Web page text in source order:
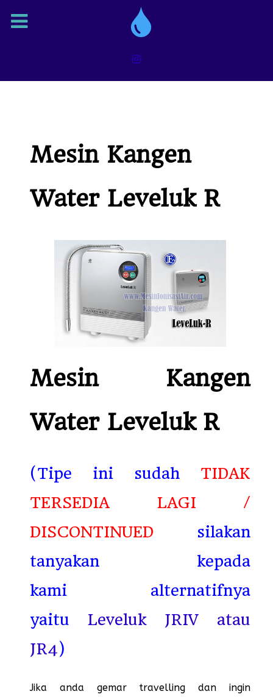
Mesin Kangen
Water Leveluk R
Mesin Kangen
Water Leveluk R
(Tipe ini sudah TIDAK
TERSEDIA LAGI /
DISCONTINUED silakan
tanyakan kepada
kami alternatifnya
yaitu Leveluk JRIV atau
JR4)
Jika anda gemar travelling dan ingin